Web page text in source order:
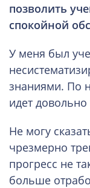
позволить
спокойной
У меня был
знаниями. По
идет довольно
Не могу
чрезмерно
прогресс не
больше